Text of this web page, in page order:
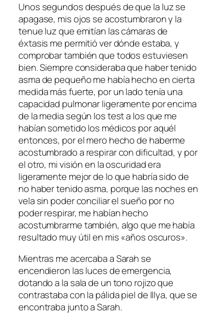
Unos segundos después de que la luz se
apagase, mis ojos se acostumbraron y la
tenue luz que emitían las cámaras de
éxtasis me permitió ver dónde estaba, y
comprobar también que todos estuviesen
bien. Siempre consideraba que haber tenido
asma de pequeño me había hecho en cierta
medida más fuerte, por un lado tenía una
capacidad pulmonar ligeramente por encima
de la media según los test a los que me
habían sometido los médicos por aquél
entonces, por el mero hecho de haberme
acostumbrado a respirar con dificultad, y por
el otro, mi visión en la oscuridad era
ligeramente mejor de lo que habría sido de
no haber tenido asma, porque las noches en
vela sin poder conciliar el sueño por no
poder respirar, me habían hecho
acostumbrarme también, algo que me había
resultado muy útil en mis «años oscuros».
Mientras me acercaba a Sarah se
encendieron las luces de emergencia,
dotando a la sala de un tono rojizo que
contrastaba con la pálida piel de Illya, que se
encontraba junto a Sarah.